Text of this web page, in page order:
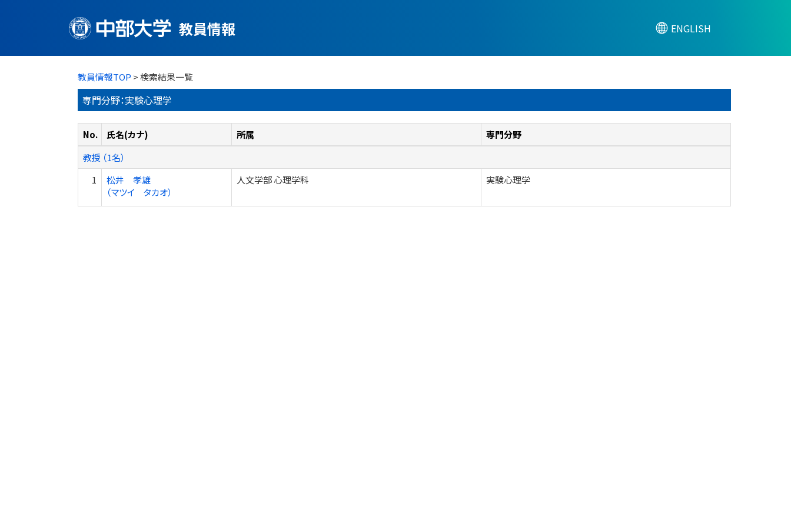
教員情報 ENGLISH
教員情報TOP > 検索結果一覧
専門分野：実験心理学
No. 氏名(カナ) 所属
専門分野
教授 （1名）
1
松井 孝雄
（マツイ タカオ）
人文学部 心理学科 実験心理学